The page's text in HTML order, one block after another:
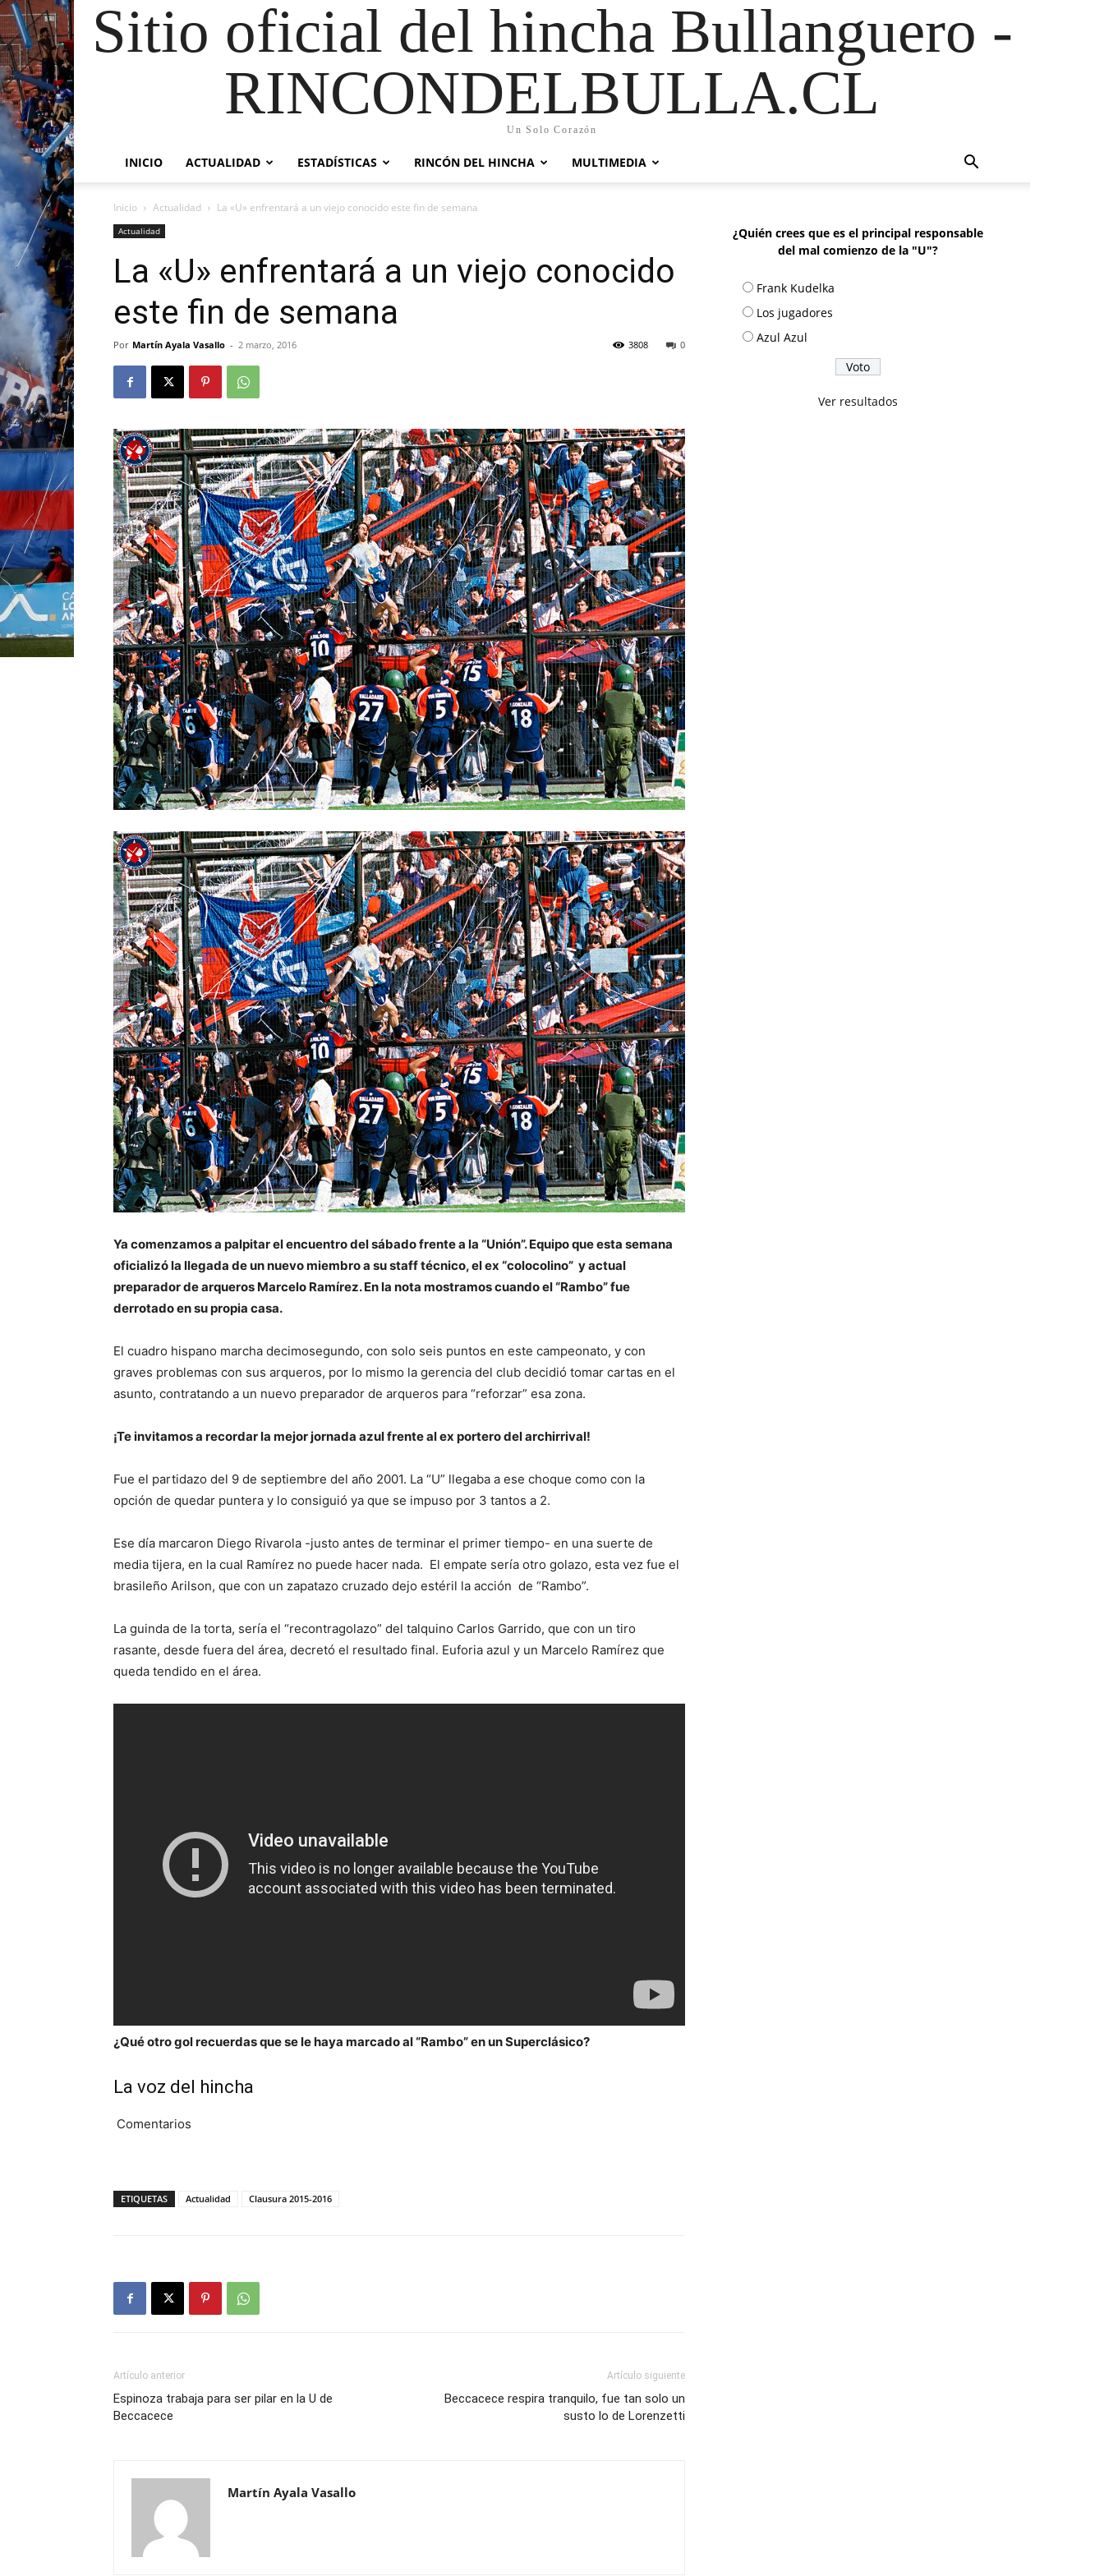
Sitio oficial del hincha Bullanguero -
RINCONDELBULLA.CL
Un Solo Corazón
INICIO ACTUALIDAD ESTADÍSTICAS RINCÓN DEL HINCHA MULTIMEDIA
Inicio Actualidad La «U» enfrentará a un viejo conocido este fin de semana
Actualidad
La «U» enfrentará a un viejo conocido
este fin de semana
Por Martín Ayala Vasallo - 2 marzo, 2016 0
3808
Ya comenzamos a palpitar el encuentro del sábado frente a la “Unión”. Equipo que esta semana
oficializó la llegada de un nuevo miembro a su staff técnico, el ex “colocolino” y actual
preparador de arqueros Marcelo Ramírez. En la nota mostramos cuando el “Rambo” fue
derrotado en su propia casa.
El cuadro hispano marcha decimosegundo, con solo seis puntos en este campeonato, y con
graves problemas con sus arqueros, por lo mismo la gerencia del club decidió tomar cartas en el
asunto, contratando a un nuevo preparador de arqueros para “reforzar” esa zona.
¡Te invitamos a recordar la mejor jornada azul frente al ex portero del archirrival!
Fue el partidazo del 9 de septiembre del año 2001. La “U” llegaba a ese choque como con la
opción de quedar puntera y lo consiguió ya que se impuso por 3 tantos a 2.
Ese día marcaron Diego Rivarola -justo antes de terminar el primer tiempo- en una suerte de
media tijera, en la cual Ramírez no puede hacer nada. El empate sería otro golazo, esta vez fue el
brasileño Arilson, que con un zapatazo cruzado dejo estéril la acción de “Rambo”.
La guinda de la torta, sería el “recontragolazo” del talquino Carlos Garrido, que con un tiro
rasante, desde fuera del área, decretó el resultado final. Euforia azul y un Marcelo Ramírez que
queda tendido en el área.
¿Qué otro gol recuerdas que se le haya marcado al “Rambo” en un Superclásico?
La voz del hincha
Comentarios
ETIQUETAS Actualidad Clausura 2015-2016
Artículo anterior
Espinoza trabaja para ser pilar en la U de
Beccacece
Artículo siguiente
Beccacece respira tranquilo, fue tan solo un
susto lo de Lorenzetti
Martín Ayala Vasallo
¿Quién crees que es el principal responsable
del mal comienzo de la "U"?
Frank Kudelka
Los jugadores
Azul Azul
Ver resultados